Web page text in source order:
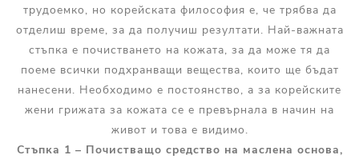
трудоемко, но корейската философия е, че трябва да
отделиш време, за да получиш резултати. Най-важната
стъпка е почистването на кожата, за да може тя да
поеме всички подхранващи вещества, които ще бъдат
нанесени. Необходимо е постоянство, а за корейските
жени грижата за кожата се е превърнала в начин на
живот и това е видимо.
Стъпка 1 – Почистващо средство на маслена основа,